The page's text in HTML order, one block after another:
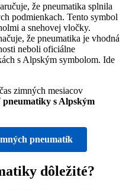
že pneumatika splnila
podmienkach. Tento symbol
a snehovej vločky.
že pneumatika je vhodná
neboli oficiálne
s Alpským symbolom. Ide
zimných mesiacov
pneumatiky s Alpským
pneumatík
dôležité?